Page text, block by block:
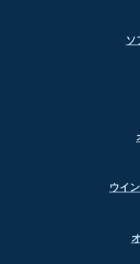
ソ
ウイ